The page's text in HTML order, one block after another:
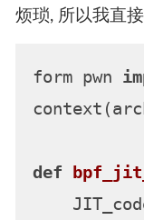
烦琐, 所以我直
form pwn
def